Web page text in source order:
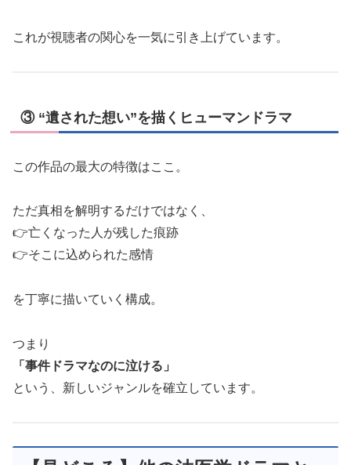
これが視聴者の関心を一気に引き上げています。
③ “遺された想い”を描くヒューマンドラマ
この作品の最大の特徴はここ。
ただ真相を解明するだけではなく、
👉亡くなった人が残した痕跡
👉そこに込められた感情
を丁寧に描いていく構成。
つまり
「事件ドラマなのに泣ける」
という、新しいジャンルを確立しています。